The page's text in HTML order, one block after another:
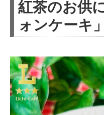
紅茶のお供
ォンケーキ」